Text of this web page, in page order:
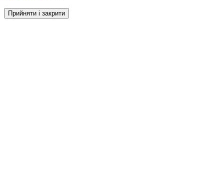
Прийняти і закрити